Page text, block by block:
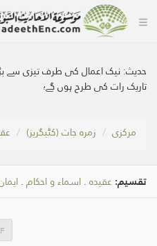
حدیث:نیک اعمال کی طرف تیزی سے
تاریک رات کی طرح ہوں گے؛
مرکزی زمرہ جات (کٹیگریز)
تقسیم: عقیدہ . اسماء و احکام .